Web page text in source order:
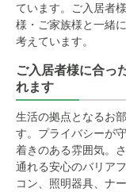
ています。ご入居者
様・ご家族様と一緒
考えています。
ご入居者様に合っ
れます
生活の拠点となるお
す。プライバシーが
着きのある雰囲気。
通れる安心のバリア
コン、照明器具、ナ